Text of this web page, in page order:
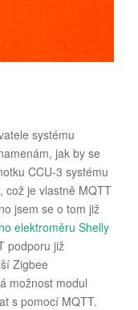
systému
jak by se
CCU-3 systému
, což je vlastně MQTT
jsem se o tom již
elektroměru Shelly
podporu již
Zigbee
možnost modul
s pomocí MQTT.